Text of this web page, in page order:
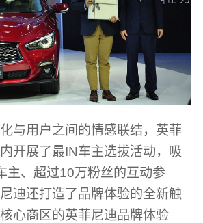
用户之间的情感联结，英菲
开展了最IN车主选拔活动，吸
主、超过10万粉丝的互动参
迪还打造了品牌体验的全新触
核心商区的英菲尼迪品牌体验